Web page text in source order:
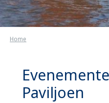
Home
Paviljoen